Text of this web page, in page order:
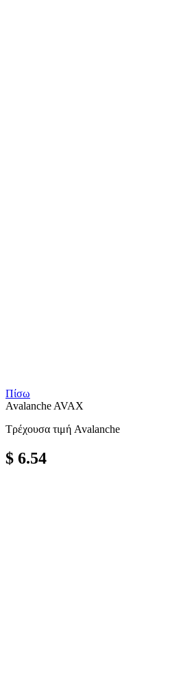
Πίσω
Avalanche AVAX
Τρέχουσα τιμή Avalanche
$ 6.54